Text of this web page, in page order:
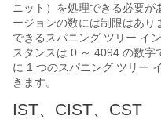
ニット）を処理できる必要が
ージョンの数には制限はあり
できるスパニング ツリー イ
スタンスは 0 ～ 4094 の数字
に 1 つのスパニング ツリー
きます。
IST、CIST、CST